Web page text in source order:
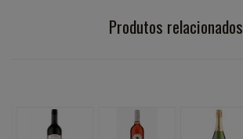
Produtos relacionados